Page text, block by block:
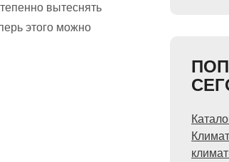
вытеснять
этого можно